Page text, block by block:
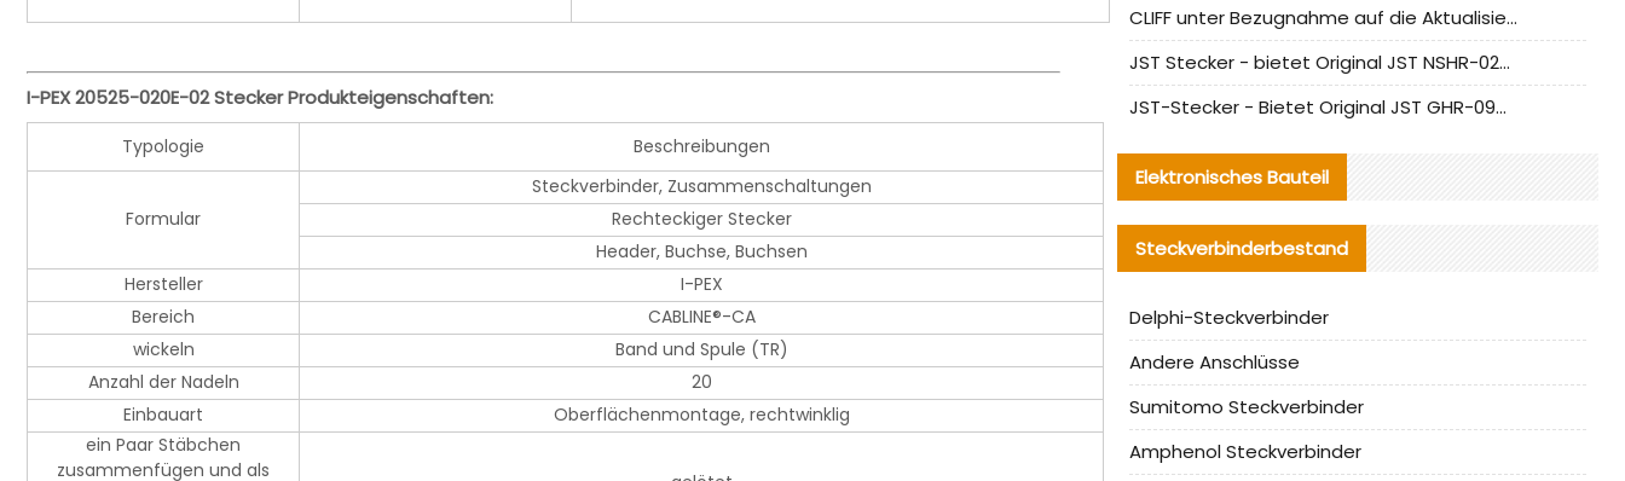
I-PEX 20525-020E-02 Stecker Produkteigenschaften:
Typologie Beschreibungen
Formular
Steckverbinder, Zusammenschaltungen
Rechteckiger Stecker
Header, Buchse, Buchsen
Hersteller
I-PEX
Bereich
CABLINE®-CA
wickeln
Band und Spule (TR)
Anzahl der Nadeln
20
Einbauart
Oberflächenmontage, rechtwinklig
ein Paar Stäbchen
zusammenfügen und als
CLIFF unter Bezugnahme auf die Aktualisierung der chinesischen Stecker-Testnormen
JST Stecker - bietet Original JST NSHR-02V-S Stecker und Ersatzteile an
JST-Stecker - Bietet Original JST GHR-09V-S Stecker und Ersatzteile an
Elektronisches Bauteil
Steckverbinderbestand
Delphi-Steckverbinder
Andere Anschlüsse
Sumitomo Steckverbinder
Amphenol Steckverbinder